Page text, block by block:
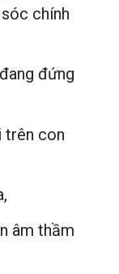
chính
đứng
trên con
âm thầm